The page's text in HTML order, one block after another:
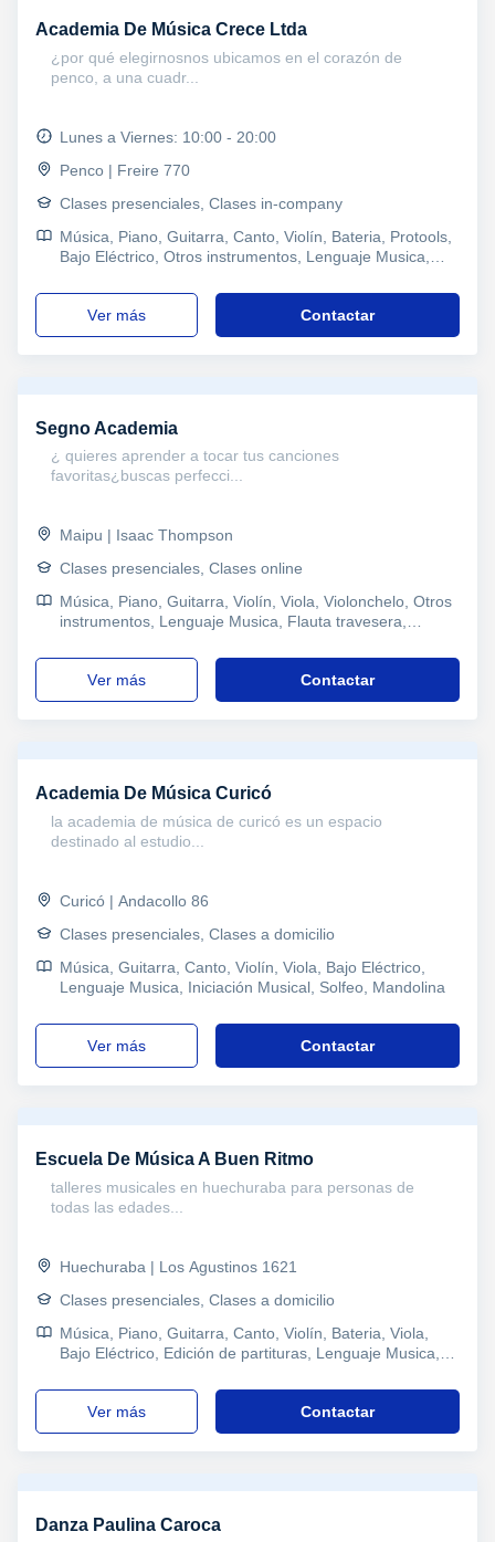
Academia De Música Crece Ltda
¿por qué elegirnosnos ubicamos en el corazón de
penco, a una cuadr...
Lunes a Viernes: 10:00 - 20:00
Penco | Freire 770
Clases presenciales, Clases in-company
Música, Piano, Guitarra, Canto, Violín, Bateria, Protools,
Bajo Eléctrico, Otros instrumentos, Lenguaje Musica,
Musicoterapia, Ukelele, Primaria y Secundaria,
Enseñanza Media, Enseñanza Básica, Problemas de
aprendizaje, TDAH Trastorno por déficit de atención,
ver más Contactar
Segno Academia
¿ quieres aprender a tocar tus canciones
favoritas¿buscas perfecci...
Maipu | Isaac Thompson
Clases presenciales, Clases online
Música, Piano, Guitarra, Violín, Viola, Violonchelo, Otros
instrumentos, Lenguaje Musica, Flauta travesera,
ver más Contactar
Academia De Música Curicó
la academia de música de curicó es un espacio
destinado al estudio...
Curicó | Andacollo 86
Clases presenciales, Clases a domicilio
Música, Guitarra, Canto, Violín, Viola, Bajo Eléctrico,
Lenguaje Musica, Iniciación Musical, Solfeo, Mandolina
ver más Contactar
Escuela De Música A Buen Ritmo
talleres musicales en huechuraba para personas de
todas las edades...
Huechuraba | Los Agustinos 1621
Clases presenciales, Clases a domicilio
Música, Piano, Guitarra, Canto, Violín, Bateria, Viola,
Bajo Eléctrico, Edición de partituras, Lenguaje Musica,
ver más Contactar
Danza Paulina Caroca